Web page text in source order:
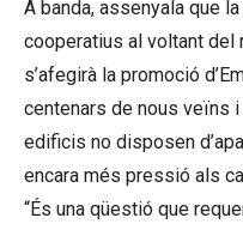
A banda, assenyala que
cooperatius al voltant del
s’afegirà la promoció
centenars de nous veïns
edificis no disposen
encara més pressió als
“És una qüestió que